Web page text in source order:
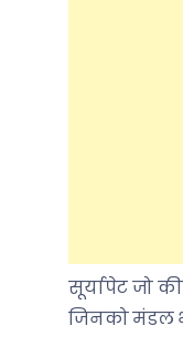
सूर्यापेट जो
जिनको मंडल